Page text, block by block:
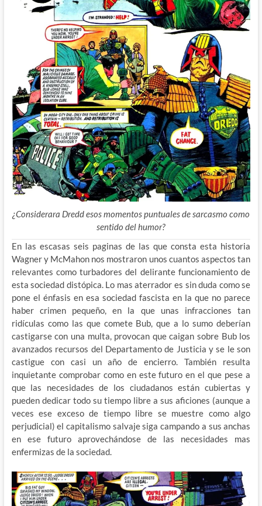
¿Considerara Dredd esos momentos puntuales de sarcasmo como
sentido del humor?
En las escasas seis paginas de las que consta esta historia
Wagner y McMahon nos mostraron unos cuantos aspectos tan
relevantes como turbadores del delirante funcionamiento de
esta sociedad distópica. Lo mas aterrador es sin duda como se
pone el énfasis en esa sociedad fascista en la que no parece
haber crimen pequeño, en la que unas infracciones tan
ridículas como las que comete Bub, que a lo sumo deberían
castigarse con una multa, provocan que caigan sobre Bub los
avanzados recursos del Departamento de Justicia y se le son
castigue con casi un año de encierro. También resulta
inquietante comprobar como en este futuro en el que pese a
que las necesidades de los ciudadanos están cubiertas y
pueden dedicar todo su tiempo libre a sus aficiones (aunque a
veces ese exceso de tiempo libre se muestre como algo
perjudicial) el capitalismo salvaje siga campando a sus anchas
en ese futuro aprovechándose de las necesidades mas
enfermizas de la sociedad.